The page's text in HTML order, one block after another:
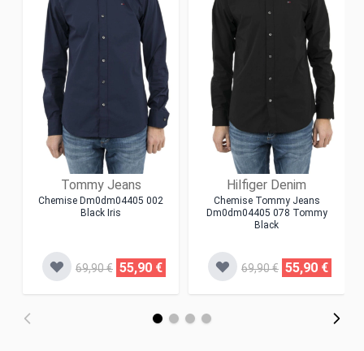
Tommy Jeans
Chemise Dm0dm04405 002
Black Iris
69,90 € 55,90 €
Hilfiger Denim
Chemise Tommy Jeans
Dm0dm04405 078 Tommy
Black
69,90 € 55,90 €